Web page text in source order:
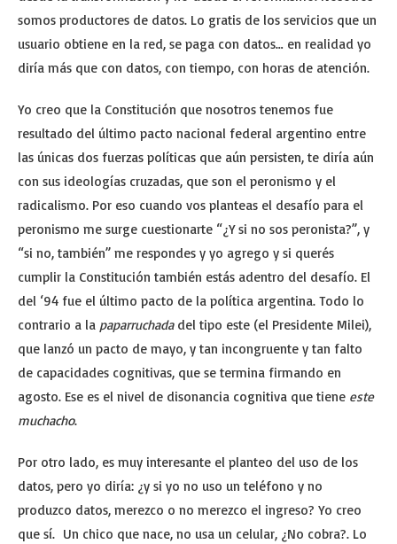
somos productores de datos. Lo gratis de los servicios que un
usuario obtiene en la red, se paga con datos… en realidad yo
diría más que con datos, con tiempo, con horas de atención.
Yo creo que la Constitución que nosotros tenemos fue
resultado del último pacto nacional federal argentino entre
las únicas dos fuerzas políticas que aún persisten, te diría aún
con sus ideologías cruzadas, que son el peronismo y el
radicalismo. Por eso cuando vos planteas el desafío para el
peronismo me surge cuestionarte “¿Y si no sos peronista?”, y
“si no, también” me respondes y yo agrego y si querés
cumplir la Constitución también estás adentro del desafío. El
del ‘94 fue el último pacto de la política argentina. Todo lo
contrario a la paparruchadadel tipo este (el Presidente Milei),
que lanzó un pacto de mayo, y tan incongruente y tan falto
de capacidades cognitivas, que se termina firmando en
agosto. Ese es el nivel de disonancia cognitiva que tiene este
muchacho.
Por otro lado, es muy interesante el planteo del uso de los
datos, pero yo diría: ¿y si yo no uso un teléfono y no
produzco datos, merezco o no merezco el ingreso? Yo creo
que sí. Un chico que nace, no usa un celular, ¿No cobra?. Lo